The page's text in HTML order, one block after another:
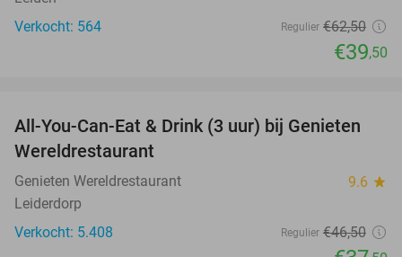
Verkocht: 564
Regulier €62,50
€39,50
19%
All-You-Can-Eat & Drink (3 uur) bij Genieten
Wereldrestaurant
Genieten Wereldrestaurant 9.6 star
Leiderdorp
Verkocht: 5.408
Regulier €46,50